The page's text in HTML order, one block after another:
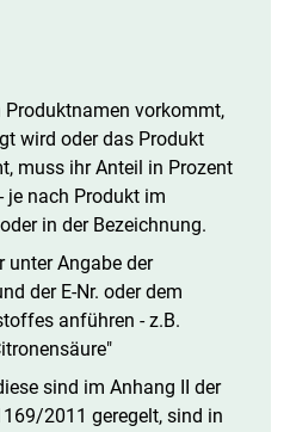
vorkommt,
wird oder das Produkt
muss ihr Anteil in Prozent
je nach Produkt im
in der Bezeichnung.
Angabe der
der E-Nr. oder dem
anführen - z.B.
sind im Anhang II der
2011 geregelt, sind in